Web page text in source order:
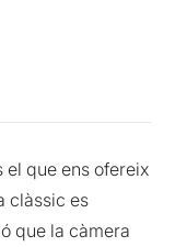
el que ens ofereix
clàssic es
que la càmera